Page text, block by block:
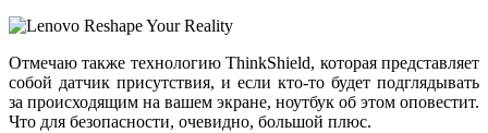
Отмечаю также технологию ThinkShield, которая представляет
собой датчик присутствия, и если кто-то будет подглядывать
за происходящим на вашем экране, ноутбук об этом оповестит.
Что для безопасности, очевидно, большой плюс.